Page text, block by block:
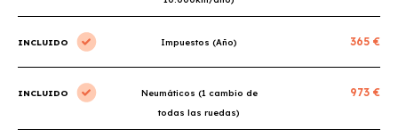
INCLUIDO Impuestos (Año) 365 €
INCLUIDO
Neumáticos (1 cambio de
todas las ruedas)
973 €